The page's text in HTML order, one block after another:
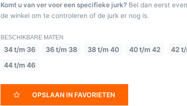
Komt u van ver voor een specifieke jurk? Bel dan eerst
de winkel om te controleren of de jurk er nog is.
BESCHIKBARE MATEN
34 t/m 36 36 t/m 38 38 t/m 40 40 t/m 42
42
44 t/m 46
OPSLAAN IN FAVORIETEN